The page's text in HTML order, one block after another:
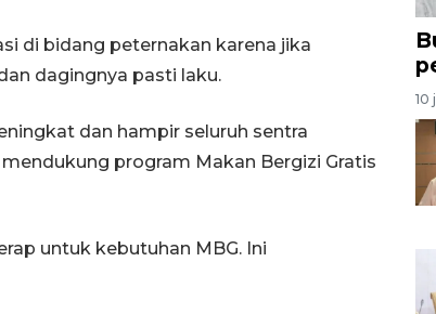
di bidang peternakan karena jika
dagingnya pasti laku.
dan hampir seluruh sentra
program Makan Bergizi Gratis
untuk kebutuhan MBG. Ini
10